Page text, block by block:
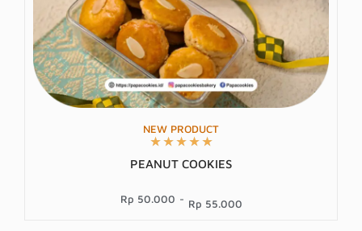
CHOCO FLOWER
Rp 50.000